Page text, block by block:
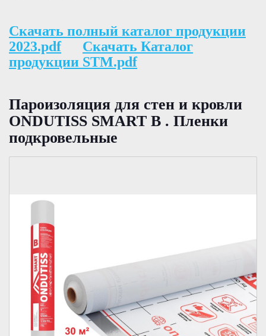
Скачать полный каталог продукции
2023.pdf
Скачать Каталог
продукции STM.pdf
Пароизоляция для стен и кровли
ONDUTISS SMART B . Пленки
подкровельные